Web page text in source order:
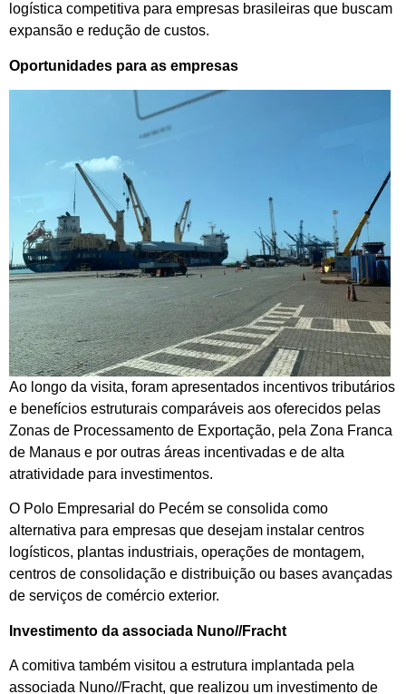
logística competitiva para empresas brasileiras que buscam
expansão e redução de custos.
Oportunidades para as empresas
Ao longo da visita, foram apresentados incentivos tributários
e benefícios estruturais comparáveis aos oferecidos pelas
Zonas de Processamento de Exportação, pela Zona Franca
de Manaus e por outras áreas incentivadas e de alta
atratividade para investimentos.
O Polo Empresarial do Pecém se consolida como
alternativa para empresas que desejam instalar centros
logísticos, plantas industriais, operações de montagem,
centros de consolidação e distribuição ou bases avançadas
de serviços de comércio exterior.
Investimento da associada Nuno//Fracht
A comitiva também visitou a estrutura implantada pela
associada Nuno//Fracht, que realizou um investimento de